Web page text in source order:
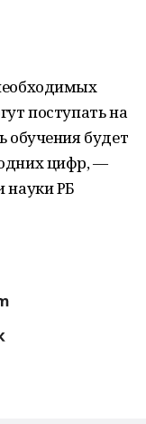
поступать на
обучения будет
цифр, —
науки РБ